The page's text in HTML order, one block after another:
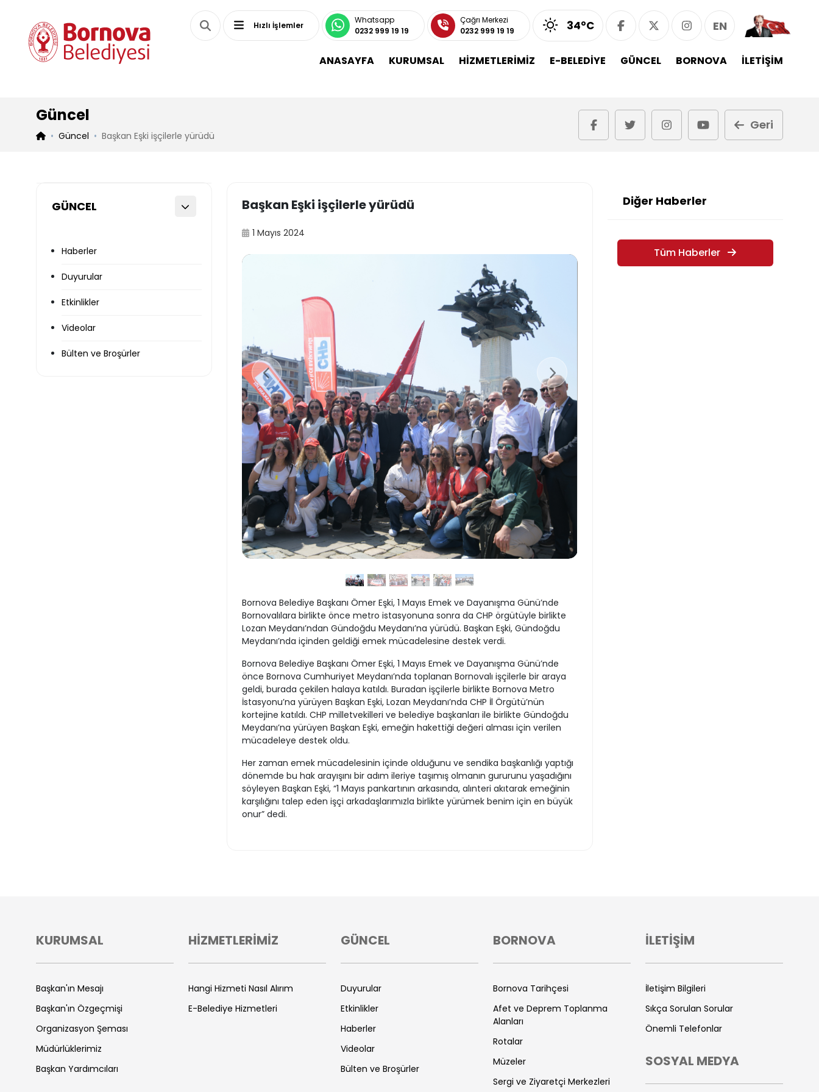
Hızlı İşlemler
Whatsapp
0232 999 19 19
Çağrı Merkezi
0232 999 19 19
34°C EN
ANASAYFA KURUMSAL HİZMETLERİMİZ E-BELEDİYE GÜNCEL BORNOVA İLETİŞİM
Güncel
Güncel Başkan Eşki işçilerle yürüdü
Geri
GÜNCEL
Haberler
Duyurular
Etkinlikler
Videolar
Bülten ve Broşürler
Başkan Eşki işçilerle yürüdü
1 Mayıs 2024
Bornova Belediye Başkanı Ömer Eşki, 1 Mayıs Emek ve Dayanışma Günü’nde
Bornovalılara birlikte önce metro istasyonuna sonra da CHP örgütüyle birlikte
Lozan Meydanı’ndan Gündoğdu Meydanı’na yürüdü. Başkan Eşki, Gündoğdu
Meydanı’nda içinden geldiği emek mücadelesine destek verdi.
Bornova Belediye Başkanı Ömer Eşki, 1 Mayıs Emek ve Dayanışma Günü’nde
önce Bornova Cumhuriyet Meydanı’nda toplanan Bornovalı işçilerle bir araya
geldi, burada çekilen halaya katıldı. Buradan işçilerle birlikte Bornova Metro
İstasyonu’na yürüyen Başkan Eşki, Lozan Meydanı’nda CHP İl Örgütü’nün
kortejine katıldı. CHP milletvekilleri ve belediye başkanları ile birlikte Gündoğdu
Meydanı’na yürüyen Başkan Eşki, emeğin hakettiği değeri alması için verilen
mücadeleye destek oldu.
Her zaman emek mücadelesinin içinde olduğunu ve sendika başkanlığı yaptığı
dönemde bu hak arayışını bir adım ileriye taşımış olmanın gururunu yaşadığını
söyleyen Başkan Eşki, “1 Mayıs pankartının arkasında, alınteri akıtarak emeğinin
karşılığını talep eden işçi arkadaşlarımızla birlikte yürümek benim için en büyük
onur” dedi.
Diğer Haberler
Tüm Haberler
KURUMSAL
Başkan'ın Mesajı
Başkan'ın Özgeçmişi
Organizasyon Şeması
Müdürlüklerimiz
Başkan Yardımcıları
HİZMETLERİMİZ
Hangi Hizmeti Nasıl Alırım
E-Belediye Hizmetleri
GÜNCEL
Duyurular
Etkinlikler
Haberler
Videolar
Bülten ve Broşürler
BORNOVA
Bornova Tarihçesi
Afet ve Deprem Toplanma
Alanları
Rotalar
Müzeler
Sergi ve Ziyaretçi Merkezleri
İLETİŞİM
İletişim Bilgileri
Sıkça Sorulan Sorular
Önemli Telefonlar
SOSYAL MEDYA